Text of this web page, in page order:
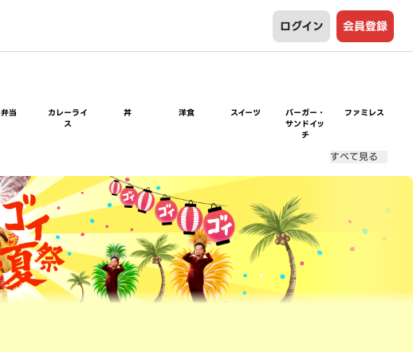
ログイン 会員登録
弁当
カレーライ
ス
丼 洋食 スイーツ
バーガー・
サンドイッ
チ
ファミレス
すべて見る